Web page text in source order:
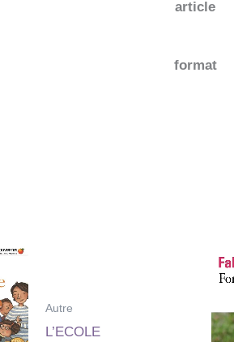
article
format
Autre
L’ECOLE